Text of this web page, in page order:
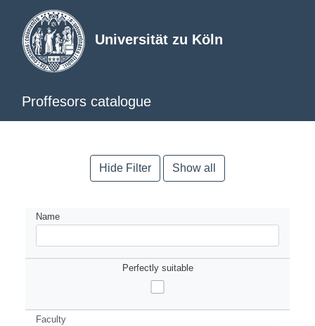
Universität zu Köln
Proffesors catalogue
Hide Filter Show all
Name
Perfectly suitable
Faculty